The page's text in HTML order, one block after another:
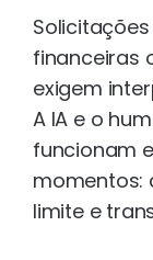
financeiras
exigem
A IA e o
funcionam
momentos:
limite e